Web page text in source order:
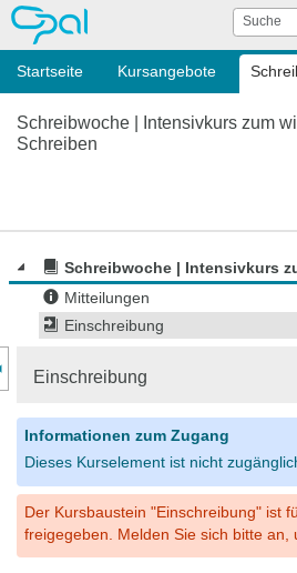
OPAL Suche
Startseite Kursangebote
Schreibwoche | Intensivkurs zum
Schreiben
Schreibwoche | Intensivkurs
Mitteilungen
Einschreibung
des Kursmenüs
Einschreibung
Informationen zum Zugang
Dieses Kurselement ist nicht
Der Kursbaustein "Einschreibung" ist
freigegeben. Melden Sie sich bitte an,